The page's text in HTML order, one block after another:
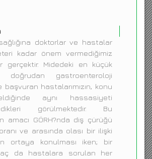
doktorlar ve hastalar
kadar önem vermediğimiz
gerçektir. Midedeki en küçük
doğrudan gastroenteroloji
başvuran hastalarımızın, konu
aynı hassasiyeti
görülmektedir. Bu
amacı GÖRH?nda diş çürüğü
ve arasında olası bir ilişki
ortaya konulması iken; bir
da hastalara sorulan her